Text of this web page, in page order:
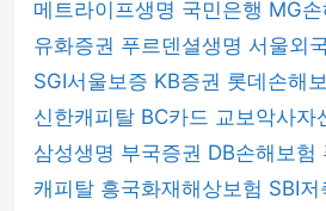
메트라이프생명 국민은행 MG
유화증권 푸르덴셜생명 서울외
SGI서울보증 KB증권 롯데손해
신한캐피탈 BC카드 교보악사자
삼성생명 부국증권 DB손해보험
캐피탈 흥국화재해상보험 SBI저